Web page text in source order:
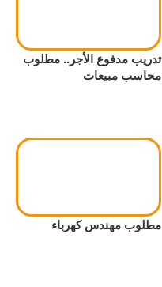
تدريب مدفوع الأجر.. مطلوب
محاسب مبيعات
مطلوب مهندس كهرباء